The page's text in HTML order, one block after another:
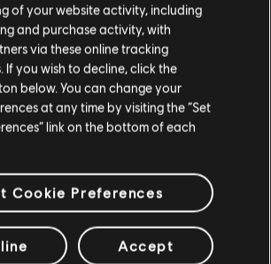
CASA
REMOTO AVIÓN PRESIDENCIAL
of your website activity, including
and purchase activity, with
via these online tracking
If you wish to decline, click the
below. You can change your
at any time by visiting the “Set
link on the bottom of each
Cookie Preferences
Accept